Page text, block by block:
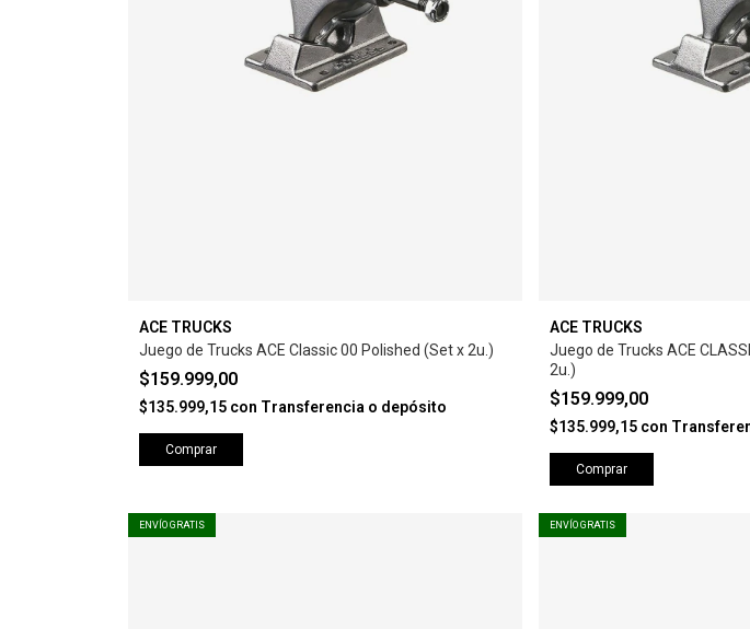
ACE TRUCKS
Juego de Trucks ACE Classic 00 Polished (Set x 2u.)
$159.999,00
$135.999,15 con Transferencia o depósito
Comprar
ACE TRUCKS
Juego de Trucks ACE
2u.)
$159.999,00
$135.999,15 con
Comprar
ENVÍO GRATIS ENVÍO GRATIS